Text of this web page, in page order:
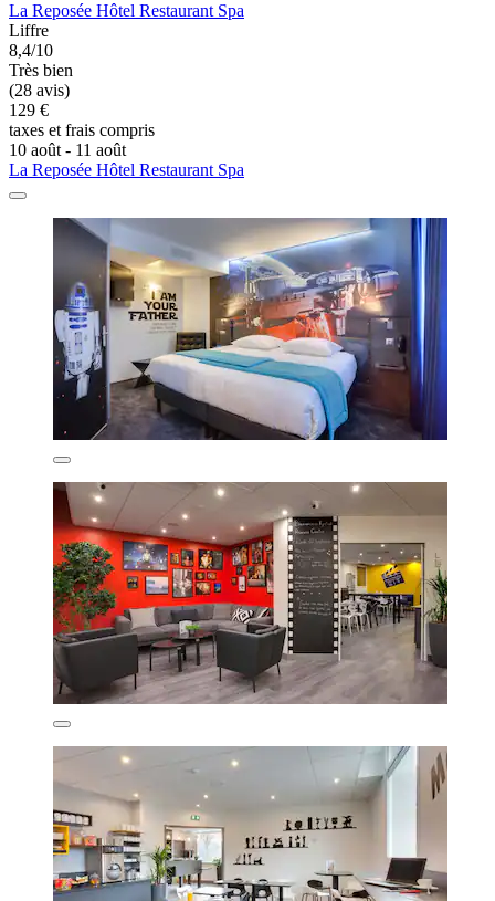
La Reposée Hôtel Restaurant Spa
Liffre
8,4/10
Très bien
(28 avis)
129 €
taxes et frais compris
10 août - 11 août
La Reposée Hôtel Restaurant Spa